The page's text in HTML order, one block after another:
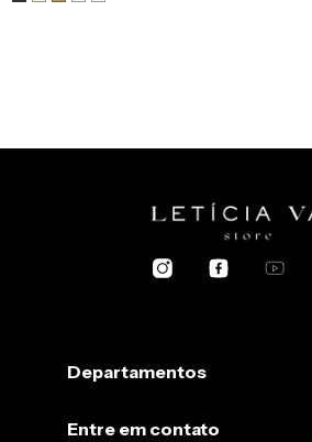
Departamentos
Entre em contato